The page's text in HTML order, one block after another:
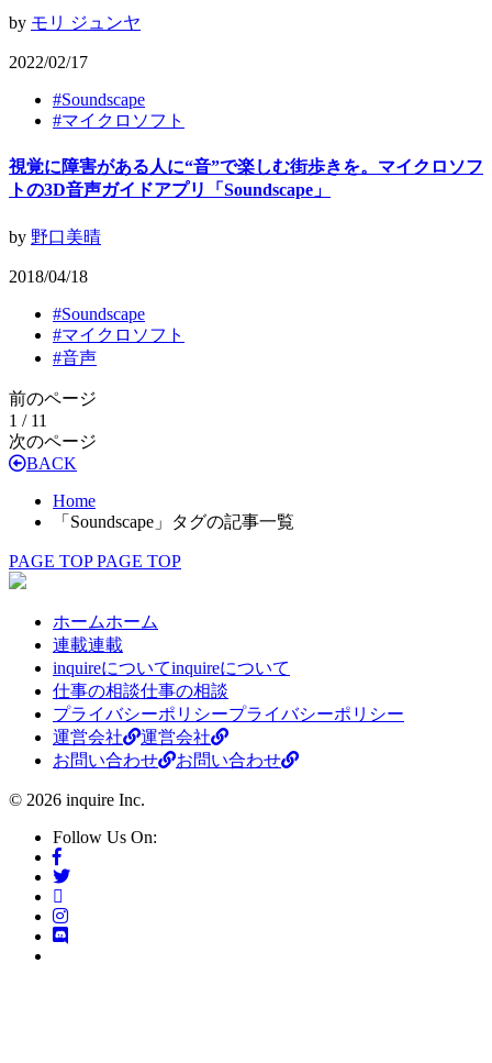
by モリ ジュンヤ
2022/02/17
#Soundscape
#マイクロソフト
視覚に障害がある人に“音”で楽しむ街歩きを。マイクロソフ
トの3D音声ガイドアプリ「Soundscape」
by 野口美晴
2018/04/18
#Soundscape
#マイクロソフト
#音声
前のページ
1 / 11
次のページ
BACK
Home
「Soundscape」タグの記事一覧
PAGE TOP PAGE TOP
ホームホーム
連載連載
inquireについてinquireについて
仕事の相談仕事の相談
プライバシーポリシープライバシーポリシー
運営会社
運営会社
お問い合わせ
お問い合わせ
© 2026 inquire Inc.
Follow Us On: